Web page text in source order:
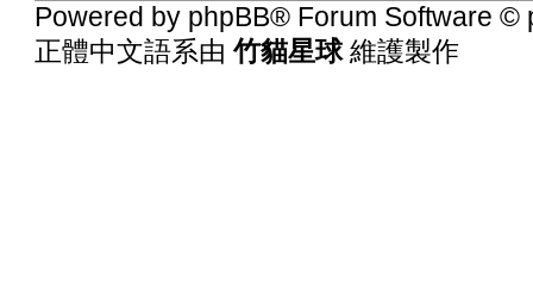
Powered by phpBB® Forum Software ©
正體中文語系由竹貓星球維護製作